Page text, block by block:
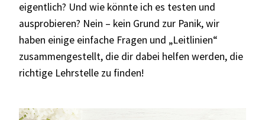
eigentlich? Und wie könnte ich es testen und
ausprobieren? Nein – kein Grund zur Panik, wir
haben einige einfache Fragen und „Leitlinien“
zusammengestellt, die dir dabei helfen werden, die
richtige Lehrstelle zu finden!